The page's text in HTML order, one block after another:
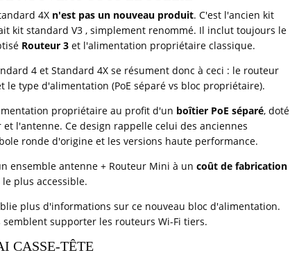
4X n'est pas un nouveau produit. C'est l'ancien kit
kit standard V3 , simplement renommé. Il inclut toujours le
Routeur 3 et l'alimentation propriétaire classique.
4 et Standard 4X se résument donc à ceci : le routeur
le type d'alimentation (PoE séparé vs bloc propriétaire).
propriétaire au profit d'un boîtier PoE séparé, doté
l'antenne. Ce design rappelle celui des anciennes
ronde d'origine et les versions haute performance.
ensemble antenne + Routeur Mini à uncoût de fabrication
plus accessible.
plus d'informations sur ce nouveau bloc d'alimentation.
supporter les routeurs Wi-Fi tiers.
CASSE-TÊTE